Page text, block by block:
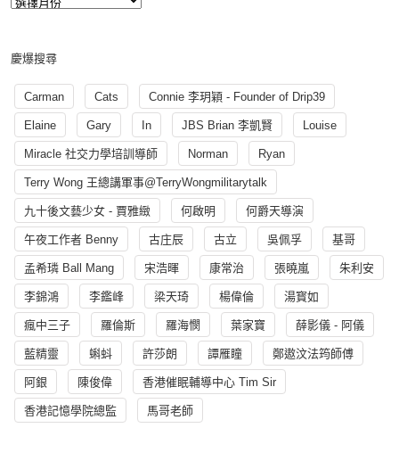
慶爆搜尋
Carman Cats Connie 李玥穎 - Founder of Drip39
Elaine Gary In JBS Brian 李凱賢 Louise
Miracle 社交力學培訓導師 Norman Ryan
Terry Wong 王總講軍事@TerryWongmilitarytalk
九十後文藝少女 - 賈雅緻 何啟明 何爵天導演
午夜工作者 Benny 古庄辰 古立 吳佩孚 基哥
孟希璘 Ball Mang 宋浩暉 康常治 張曉嵐 朱利安
李錦鴻 李鑑峰 梁天琦 楊偉倫 湯寳如
瘋中三子 羅倫斯 羅海憫 葉家寶 薛影儀 - 阿儀
藍精靈 蝌蚪 許莎朗 譚雁瞳 鄭遨汶法筠師傅
阿銀 陳俊偉 香港催眠輔導中心 Tim Sir
香港記憶學院總監 馬哥老師